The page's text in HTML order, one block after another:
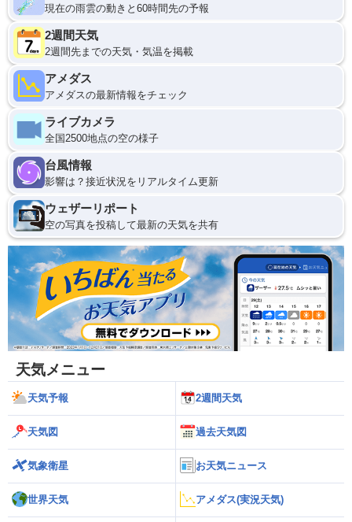
現在の雨雲の動きと60時間先の予報
2週間天気
2週間先までの天気・気温を掲載
アメダス
アメダスの最新情報をチェック
ライブカメラ
全国2500地点の空の様子
台風情報
影響は？接近状況をリアルタイム更新
ウェザーリポート
空の写真を投稿して最新の天気を共有
天気メニュー
天気予報 2週間天気
天気図 過去天気図
気象衛星 お天気ニュース
世界天気 アメダス(実況天気)